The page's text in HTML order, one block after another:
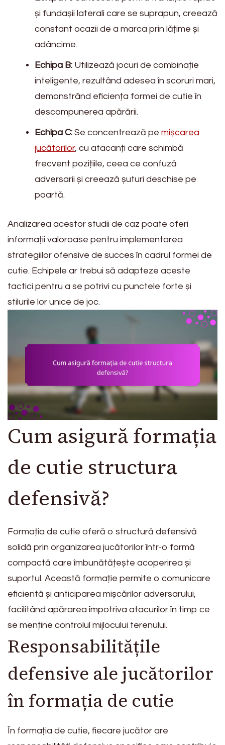
și fundașii laterali care se suprapun, creează
constant ocazii de a marca prin lățime și
adâncime.
Echipa B: Utilizează jocuri de combinație
inteligente, rezultând adesea în scoruri mari,
demonstrând eficiența formei de cutie în
descompunerea apărării.
Echipa C: Se concentrează pe mișcarea
jucătorilor, cu atacanți care schimbă
frecvent pozițiile, ceea ce confuză
adversarii și creează șuturi deschise pe
poartă.
Analizarea acestor studii de caz poate oferi
informații valoroase pentru implementarea
strategiilor ofensive de succes în cadrul formei de
cutie. Echipele ar trebui să adapteze aceste
tactici pentru a se potrivi cu punctele forte și
stilurile lor unice de joc.
Cum asigură formația
de cutie structura
defensivă?
Formația de cutie oferă o structură defensivă
solidă prin organizarea jucătorilor într-o formă
compactă care îmbunătățește acoperirea și
suportul. Această formație permite o comunicare
eficientă și anticiparea mișcărilor adversarului,
facilitând apărarea împotriva atacurilor în timp ce
se menține controlul mijlocului terenului.
Responsabilitățile
defensive ale jucătorilor
în formația de cutie
În formația de cutie, fiecare jucător are